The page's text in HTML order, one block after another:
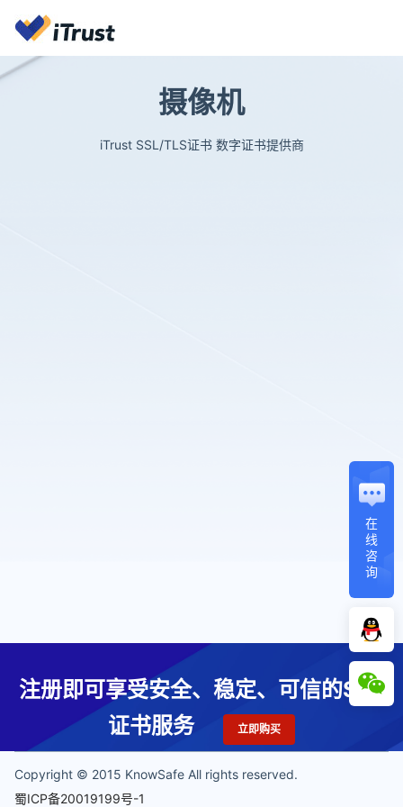
摄像机
iTrust SSL/TLS证书 数字证书提供商
在
线
咨
询
注册即可享受安全、稳定、可信的SSL
证书服务
立即购买
Copyright © 2015 KnowSafe All rights reserved.
蜀ICP备20019199号-1